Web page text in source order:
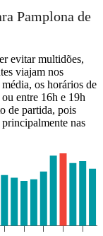
Pamplona de
evitar multidões,
viajam nos
os horários de
entre 16h e 19h
de partida, pois
nas